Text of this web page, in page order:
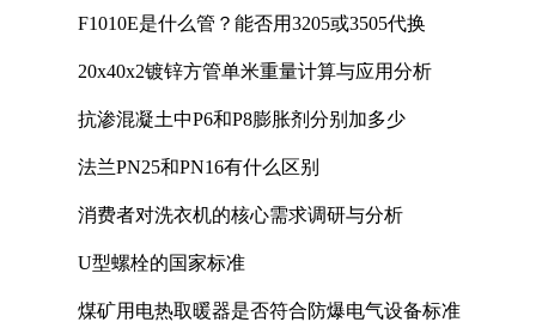
F1010E是什么管？能否用3205或3505代换
20x40x2镀锌方管单米重量计算与应用分析
抗渗混凝土中P6和P8膨胀剂分别加多少
法兰PN25和PN16有什么区别
消费者对洗衣机的核心需求调研与分析
U型螺栓的国家标准
煤矿用电热取暖器是否符合防爆电气设备标准